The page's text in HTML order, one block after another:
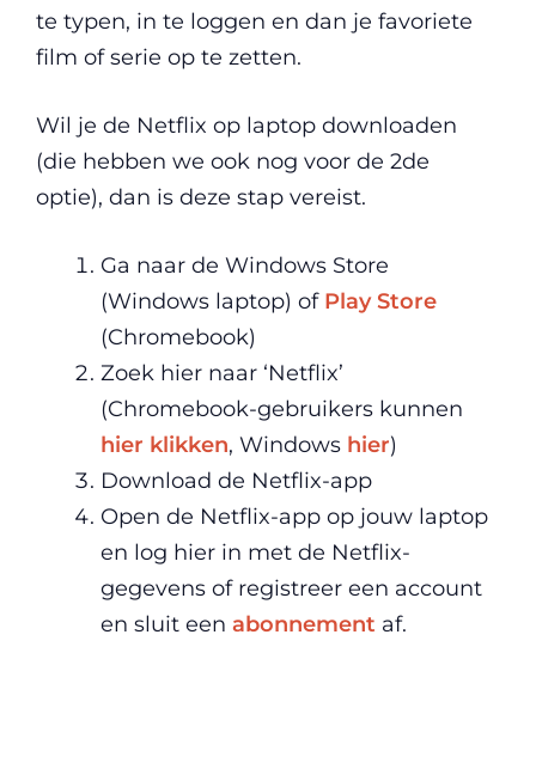
te typen, in te loggen en dan je favoriete
film of serie op te zetten.
Wil je de Netflix op laptop downloaden
(die hebben we ook nog voor de 2de
optie), dan is deze stap vereist.
Ga naar de Windows Store
(Windows laptop) of Play Store
(Chromebook)
Zoek hier naar ‘Netflix’
(Chromebook-gebruikers kunnen
hier klikken, Windows hier)
Download de Netflix-app
Open de Netflix-app op jouw laptop
en log hier in met de Netflix-
gegevens of registreer een account
en sluit een abonnement af.